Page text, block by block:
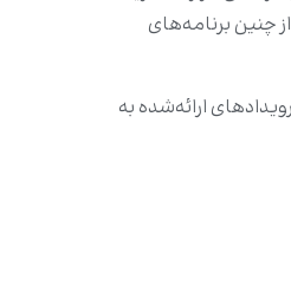
چنین برنامه‌های
ارائه‌شده به